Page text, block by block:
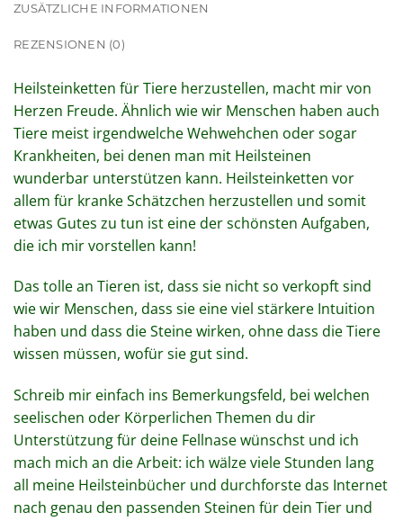
ZUSÄTZLICHE INFORMATIONEN
REZENSIONEN (0)
Heilsteinketten für Tiere herzustellen, macht mir von
Herzen Freude. Ähnlich wie wir Menschen haben auch
Tiere meist irgendwelche Wehwehchen oder sogar
Krankheiten, bei denen man mit Heilsteinen
wunderbar unterstützen kann. Heilsteinketten vor
allem für kranke Schätzchen herzustellen und somit
etwas Gutes zu tun ist eine der schönsten Aufgaben,
die ich mir vorstellen kann!
Das tolle an Tieren ist, dass sie nicht so verkopft sind
wie wir Menschen, dass sie eine viel stärkere Intuition
haben und dass die Steine wirken, ohne dass die Tiere
wissen müssen, wofür sie gut sind.
Schreib mir einfach ins Bemerkungsfeld, bei welchen
seelischen oder Körperlichen Themen du dir
Unterstützung für deine Fellnase wünschst und ich
mach mich an die Arbeit: ich wälze viele Stunden lang
all meine Heilsteinbücher und durchforste das Internet
nach genau den passenden Steinen für dein Tier und